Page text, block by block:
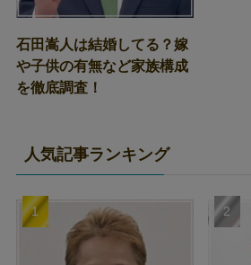
石田嵩人は結婚してる？嫁
や子供の有無など家族構成
を徹底調査！
人気記事ランキング